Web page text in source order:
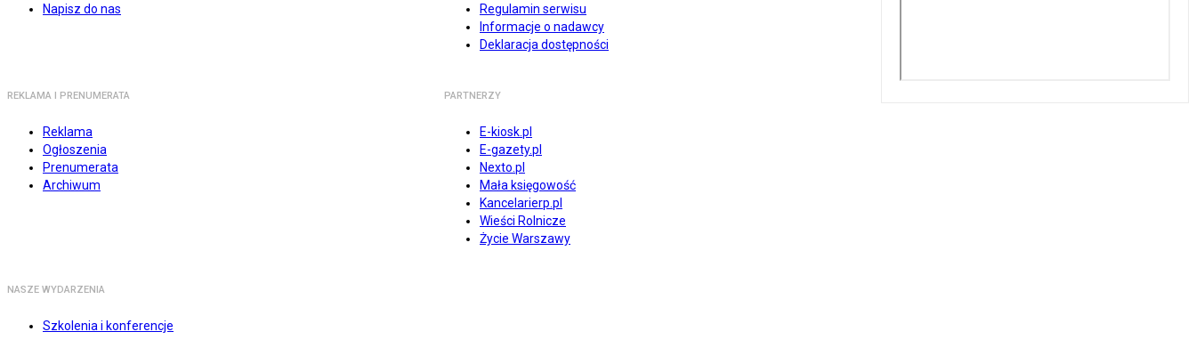
Napisz do nas
Regulamin serwisu
Informacje o nadawcy
Deklaracja dostępności
REKLAMA I PRENUMERATA
Reklama
Ogłoszenia
Prenumerata
Archiwum
PARTNERZY
E-kiosk.pl
E-gazety.pl
Nexto.pl
Mała księgowość
Kancelarierp.pl
Wieści Rolnicze
Życie Warszawy
NASZE WYDARZENIA
Szkolenia i konferencje